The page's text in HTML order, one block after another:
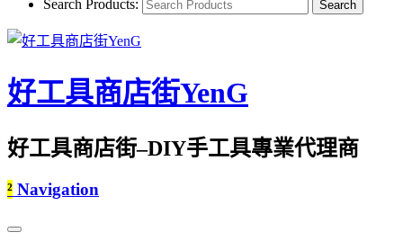
Search Products:
好工具商店街YenG
好工具商店街–DIY手工具專業代理商
² Navigation